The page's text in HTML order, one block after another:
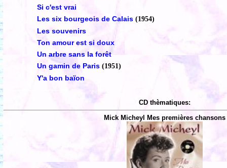
Si c'est vrai
Les six bourgeois de Calais (1954)
Les souvenirs
Ton amour est si doux
Un arbre sans la forêt
Un gamin de Paris (1951)
Y'a bon baïon
CD thèmatiques:
Mick Micheyl Mes premières chansons